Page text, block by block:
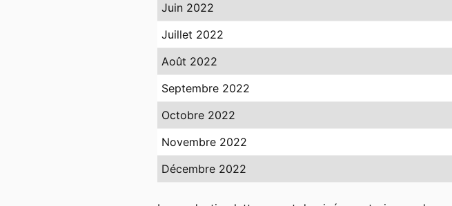
Juin 2022
Juillet 2022
Août 2022
Septembre 2022
Octobre 2022
Novembre 2022
Décembre 2022